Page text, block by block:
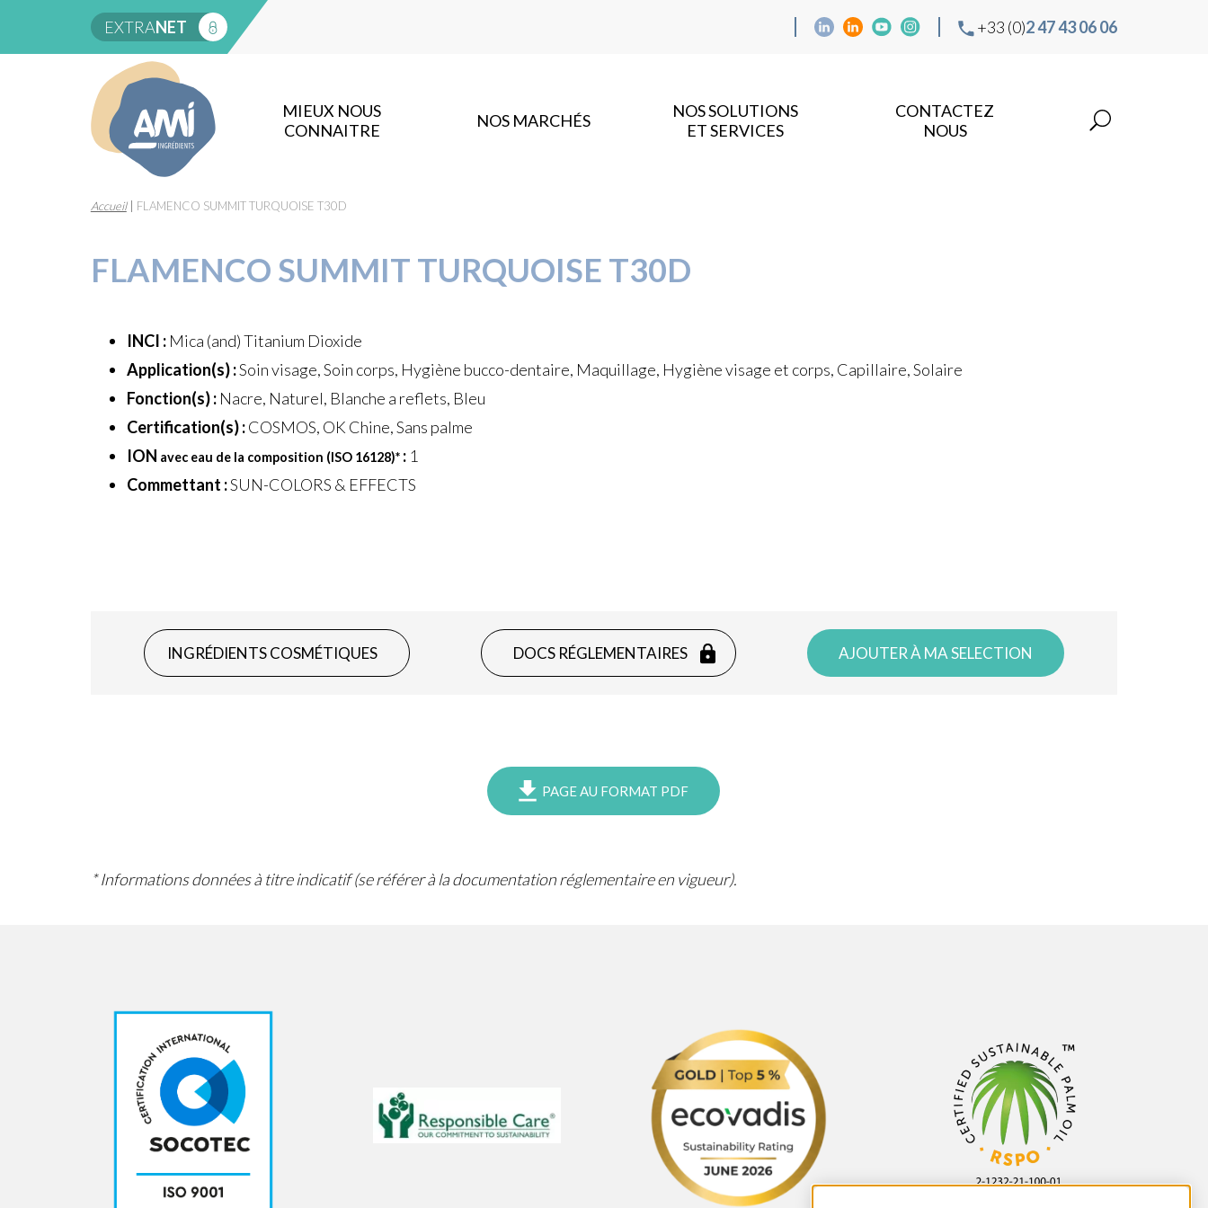
EXTRANET +33 (0)2 47 43 06 06
MIEUX NOUS
CONNAITRE
NOS MARCHÉS
NOS SOLUTIONS
ET SERVICES
CONTACTEZ
NOUS
Accueil| FLAMENCO SUMMIT TURQUOISE T30D
FLAMENCO SUMMIT TURQUOISE T30D
INCI :Mica (and) Titanium Dioxide
Application(s) :Soin visage, Soin corps, Hygiène bucco-dentaire, Maquillage, Hygiène visage et corps, Capillaire, Solaire
Fonction(s) :Nacre, Naturel, Blanche a reflets, Bleu
Certification(s) :COSMOS, OK Chine, Sans palme
ION avec eau de la composition (ISO 16128)*:1
Commettant :SUN-COLORS & EFFECTS
INGRÉDIENTS COSMÉTIQUES DOCS RÉGLEMENTAIRES AJOUTER À MA SELECTION
PAGE AU FORMAT PDF
* Informations données à titre indicatif (se référer à la documentation réglementaire en vigueur).